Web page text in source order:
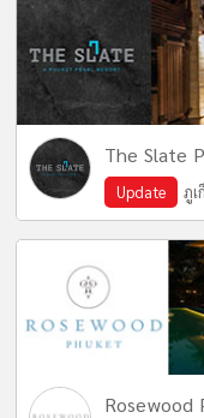
The Slate
Update ภูเ
Rosewood